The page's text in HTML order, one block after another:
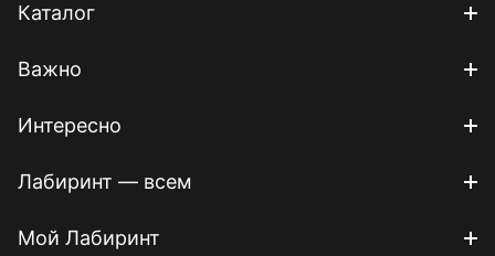
Каталог
Важно
Интересно
Лабиринт — всем
Мой Лабиринт